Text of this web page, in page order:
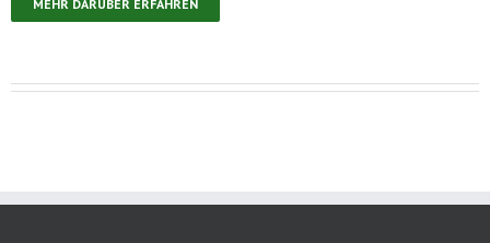
MEHR DARÜBER ERFAHREN